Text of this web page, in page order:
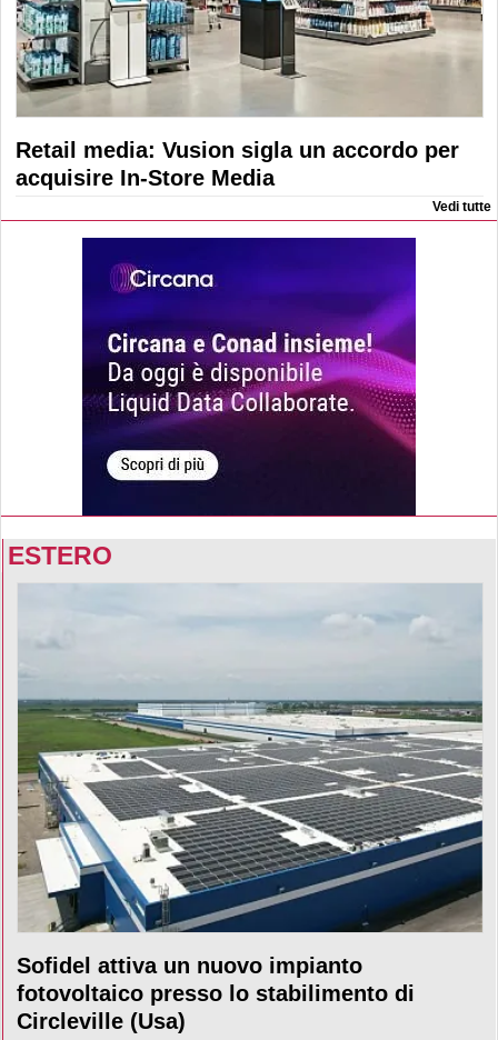
Retail media: Vusion sigla un accordo per
acquisire In-Store Media
Vedi tutte
ESTERO
Sofidel attiva un nuovo impianto
fotovoltaico presso lo stabilimento di
Circleville (Usa)